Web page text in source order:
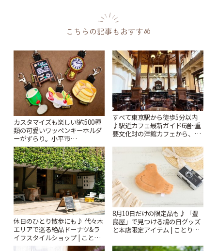
こちらの記事もおすすめ
カスタマイズも楽しい!約500種
類の可愛いワッペンキーホルダ
ーがずらり。小平市
「Kimamaya T&K」 | ことりっ
ぷ
すべて東京駅から徒歩5分以内
♪駅近カフェ最新ガイド6選~重
要文化財の洋館カフェから、改
休日のひとり散歩にも♪ 代々木
エリアで巡る絶品ドーナツ&ラ
イフスタイルショップ | ことり
っぷ
8月10日だけの限定品も♪「豊
島屋」で見つける鳩の日グッズ
と本店限定アイテム | ことりっ